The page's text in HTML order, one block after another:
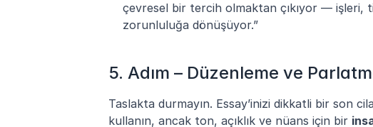
çevresel bir tercih olmaktan çıkıyor — işleri,
zorunluluğa dönüşüyor.”
5. Adım – Düzenleme ve
Taslakta durmayın. Essay’inizi dikkatli bir son
kullanın, ancak ton, açıklık ve nüans için bir